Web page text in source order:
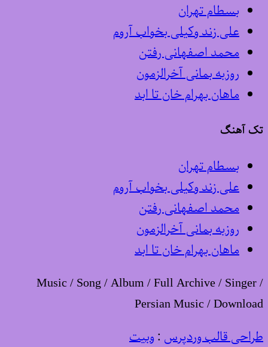
بسطام تهران
علی زند وکیلی بخواب آروم
محمد اصفهانی رفتن
روزبه بمانی آخرالزمون
ماهان بهرام خان تا ابد
تک آهنگ
بسطام تهران
علی زند وکیلی بخواب آروم
محمد اصفهانی رفتن
روزبه بمانی آخرالزمون
ماهان بهرام خان تا ابد
Music / Song / Album / Full Archive / Singer /
Persian Music / Download
طراحی قالب وردپرس :وبیت